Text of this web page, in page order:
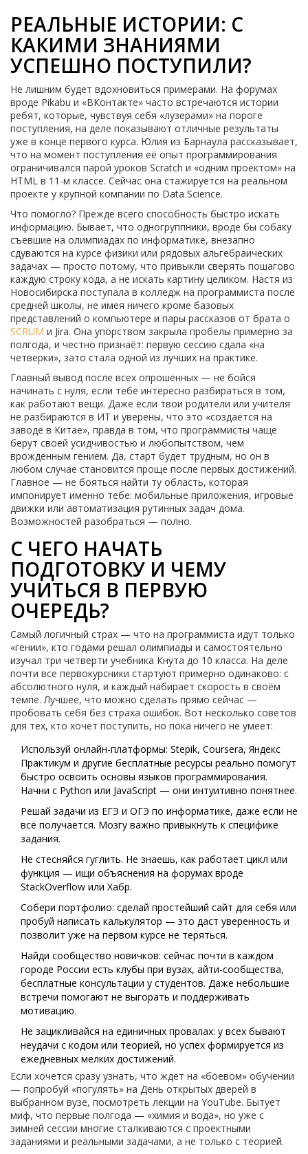
РЕАЛЬНЫЕ ИСТОРИИ: С
КАКИМИ ЗНАНИЯМИ
УСПЕШНО ПОСТУПИЛИ?
Не лишним будет вдохновиться примерами. На форумах
вроде Pikabu и «ВКонтакте» часто встречаются истории
ребят, которые, чувствуя себя «лузерами» на пороге
поступления, на деле показывают отличные результаты
уже в конце первого курса. Юлия из Барнаула рассказывает,
что на момент поступления её опыт программирования
ограничивался парой уроков Scratch и «одним проектом» на
HTML в 11-м классе. Сейчас она стажируется на реальном
проекте у крупной компании по Data Science.
Что помогло? Прежде всего способность быстро искать
информацию. Бывает, что одногруппники, вроде бы собаку
съевшие на олимпиадах по информатике, внезапно
сдуваются на курсе физики или рядовых альгебраических
задачах — просто потому, что привыкли сверять пошагово
каждую строку кода, а не искать картину целиком. Настя из
Новосибирска поступала в колледж на программиста после
средней школы, не имея ничего кроме базовых
представлений о компьютере и пары рассказов от брата о
SCRUM и Jira. Она упорством закрыла пробелы примерно за
полгода, и честно признаёт: первую сессию сдала «на
четверки», зато стала одной из лучших на практике.
Главный вывод после всех опрошенных — не бойся
начинать с нуля, если тебе интересно разбираться в том,
как работают вещи. Даже если твои родители или учителя
не разбираются в ИТ и уверены, что это «создаётся на
заводе в Китае», правда в том, что программисты чаще
берут своей усидчивостью и любопытством, чем
врождённым гением. Да, старт будет трудным, но он в
любом случае становится проще после первых достижений.
Главное — не бояться найти ту область, которая
импонирует именно тебе: мобильные приложения, игровые
движки или автоматизация рутинных задач дома.
Возможностей разобраться — полно.
С ЧЕГО НАЧАТЬ
ПОДГОТОВКУ И ЧЕМУ
УЧИТЬСЯ В ПЕРВУЮ
ОЧЕРЕДЬ?
Самый логичный страх — что на программиста идут только
«гении», кто годами решал олимпиады и самостоятельно
изучал три четверти учебника Кнута до 10 класса. На деле
почти все первокурсники стартуют примерно одинаково: с
абсолютного нуля, и каждый набирает скорость в своём
темпе. Лучшее, что можно сделать прямо сейчас —
пробовать себя без страха ошибок. Вот несколько советов
для тех, кто хочет поступить, но пока ничего не умеет:
Используй онлайн-платформы: Stepik, Coursera, Яндекс
Практикум и другие бесплатные ресурсы реально помогут
быстро освоить основы языков программирования.
Начни с Python или JavaScript — они интуитивно понятнее.
Решай задачи из ЕГЭ и ОГЭ по информатике, даже если не
всё получается. Мозгу важно привыкнуть к специфике
задания.
Не стесняйся гуглить. Не знаешь, как работает цикл или
функция — ищи объяснения на форумах вроде
StackOverflow или Хабр.
Собери портфолио: сделай простейший сайт для себя или
пробуй написать калькулятор — это даст уверенность и
позволит уже на первом курсе не теряться.
Найди сообщество новичков: сейчас почти в каждом
городе России есть клубы при вузах, айти-сообщества,
бесплатные консультации у студентов. Даже небольшие
встречи помогают не выгорать и поддерживать
мотивацию.
Не зацикливайся на единичных провалах: у всех бывают
неудачи с кодом или теорией, но успех формируется из
ежедневных мелких достижений.
Если хочется сразу узнать, что ждёт на «боевом» обучении
— попробуй «погулять» на День открытых дверей в
выбранном вузе, посмотреть лекции на YouTube. Бытует
миф, что первые полгода — «химия и вода», но уже с
зимней сессии многие сталкиваются с проектными
заданиями и реальными задачами, а не только с теорией.